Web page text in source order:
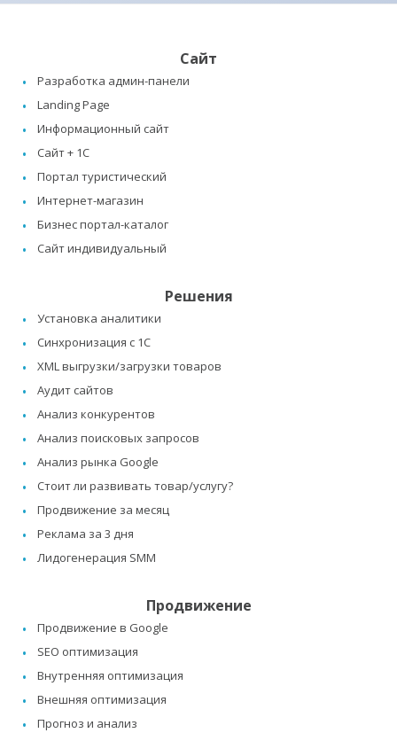
Сайт
Разработка админ-панели
Landing Page
Информационный сайт
Сайт + 1C
Портал туристический
Интернет-магазин
Бизнес портал-каталог
Сайт индивидуальный
Решения
Установка аналитики
Синхронизация с 1C
XML выгрузки/загрузки товаров
Аудит сайтов
Анализ конкурентов
Анализ поисковых запросов
Анализ рынка Google
Стоит ли развивать товар/услугу?
Продвижение за месяц
Реклама за 3 дня
Лидогенерация SMM
Продвижение
Продвижение в Google
SEO оптимизация
Внутренняя оптимизация
Внешняя оптимизация
Прогноз и анализ